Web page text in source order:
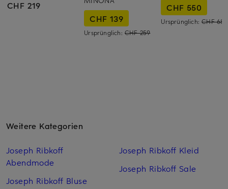
CHF 219
CHF 139
Ursprünglich: CHF 259
CHF 550
Ursprünglich:CHF 685
Weitere Kategorien
Joseph Ribkoff
Abendmode
Joseph Ribkoff Bluse
Joseph Ribkoff Kleid
Joseph Ribkoff Sale